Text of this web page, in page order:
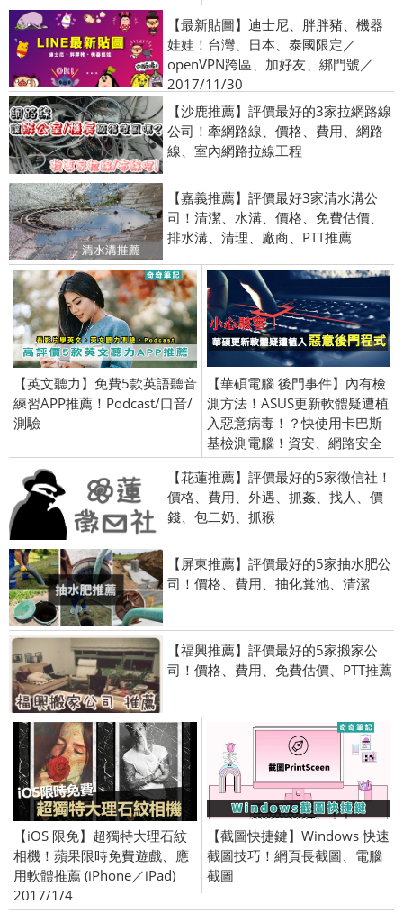
【最新貼圖】迪士尼、胖胖豬、機器
娃娃！台灣、日本、泰國限定／
openVPN跨區、加好友、綁門號／
2017/11/30
【沙鹿推薦】評價最好的3家拉網路線
公司！牽網路線、價格、費用、網路
線、室內網路拉線工程
【嘉義推薦】評價最好3家清水溝公
司！清潔、水溝、價格、免費估價、
排水溝、清理、廠商、PTT推薦
【英文聽力】免費5款英語聽音
練習APP推薦！Podcast/口音/
測驗
【華碩電腦 後門事件】內有檢
測方法！ASUS更新軟體疑遭植
入惡意病毒！？快使用卡巴斯
基檢測電腦！資安、網路安全
【花蓮推薦】評價最好的5家徵信社！
價格、費用、外遇、抓姦、找人、價
錢、包二奶、抓猴
【屏東推薦】評價最好的5家抽水肥公
司！價格、費用、抽化糞池、清潔
【福興推薦】評價最好的5家搬家公
司！價格、費用、免費估價、PTT推薦
【iOS 限免】超獨特大理石紋
相機！蘋果限時免費遊戲、應
用軟體推薦 (iPhone／iPad)
2017/1/4
【截圖快捷鍵】Windows 快速
截圖技巧！網頁長截圖、電腦
截圖